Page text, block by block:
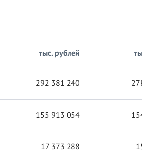
тыс. рублей
292 381 240
155 913 054
17 373 288